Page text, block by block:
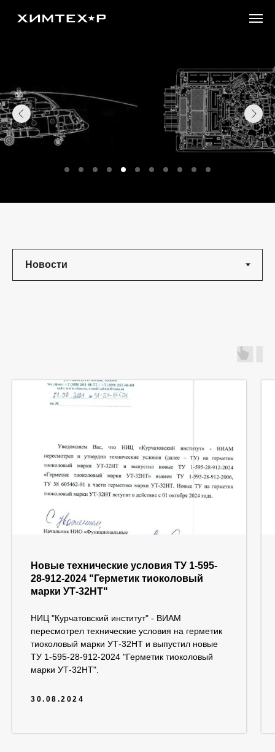
Новые технические условия ТУ 1-595-
28-912-2024 "Герметик тиоколовый
марки УТ-32НТ"
НИЦ "Курчатовский институт" - ВИАМ
пересмотрел технические условия на герметик
тиоколовый марки УТ-32НТ и выпустил новые
ТУ 1-595-28-912-2024 "Герметик тиоколовый
марки УТ-32НТ".
30.08.2024